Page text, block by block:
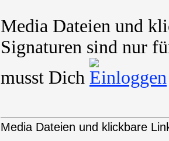
Media Dateien und
Signaturen sind nur
musst Dich
Media Dateien und klickbare